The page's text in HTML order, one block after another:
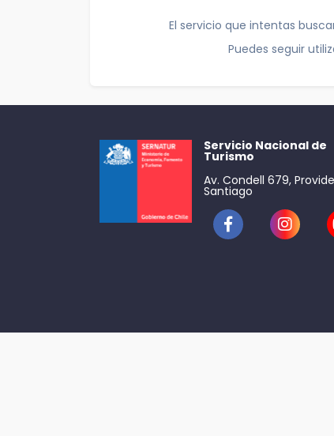
El servicio que intentas
Puedes seguir
Servicio Nacional de
Turismo
Av. Condell 679,
Santiago